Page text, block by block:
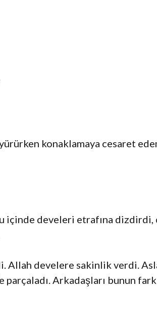
konaklamaya cesaret
develeri etrafına dizdirdi,
Allah develere sakinlik verdi.
Arkadaşları bunun